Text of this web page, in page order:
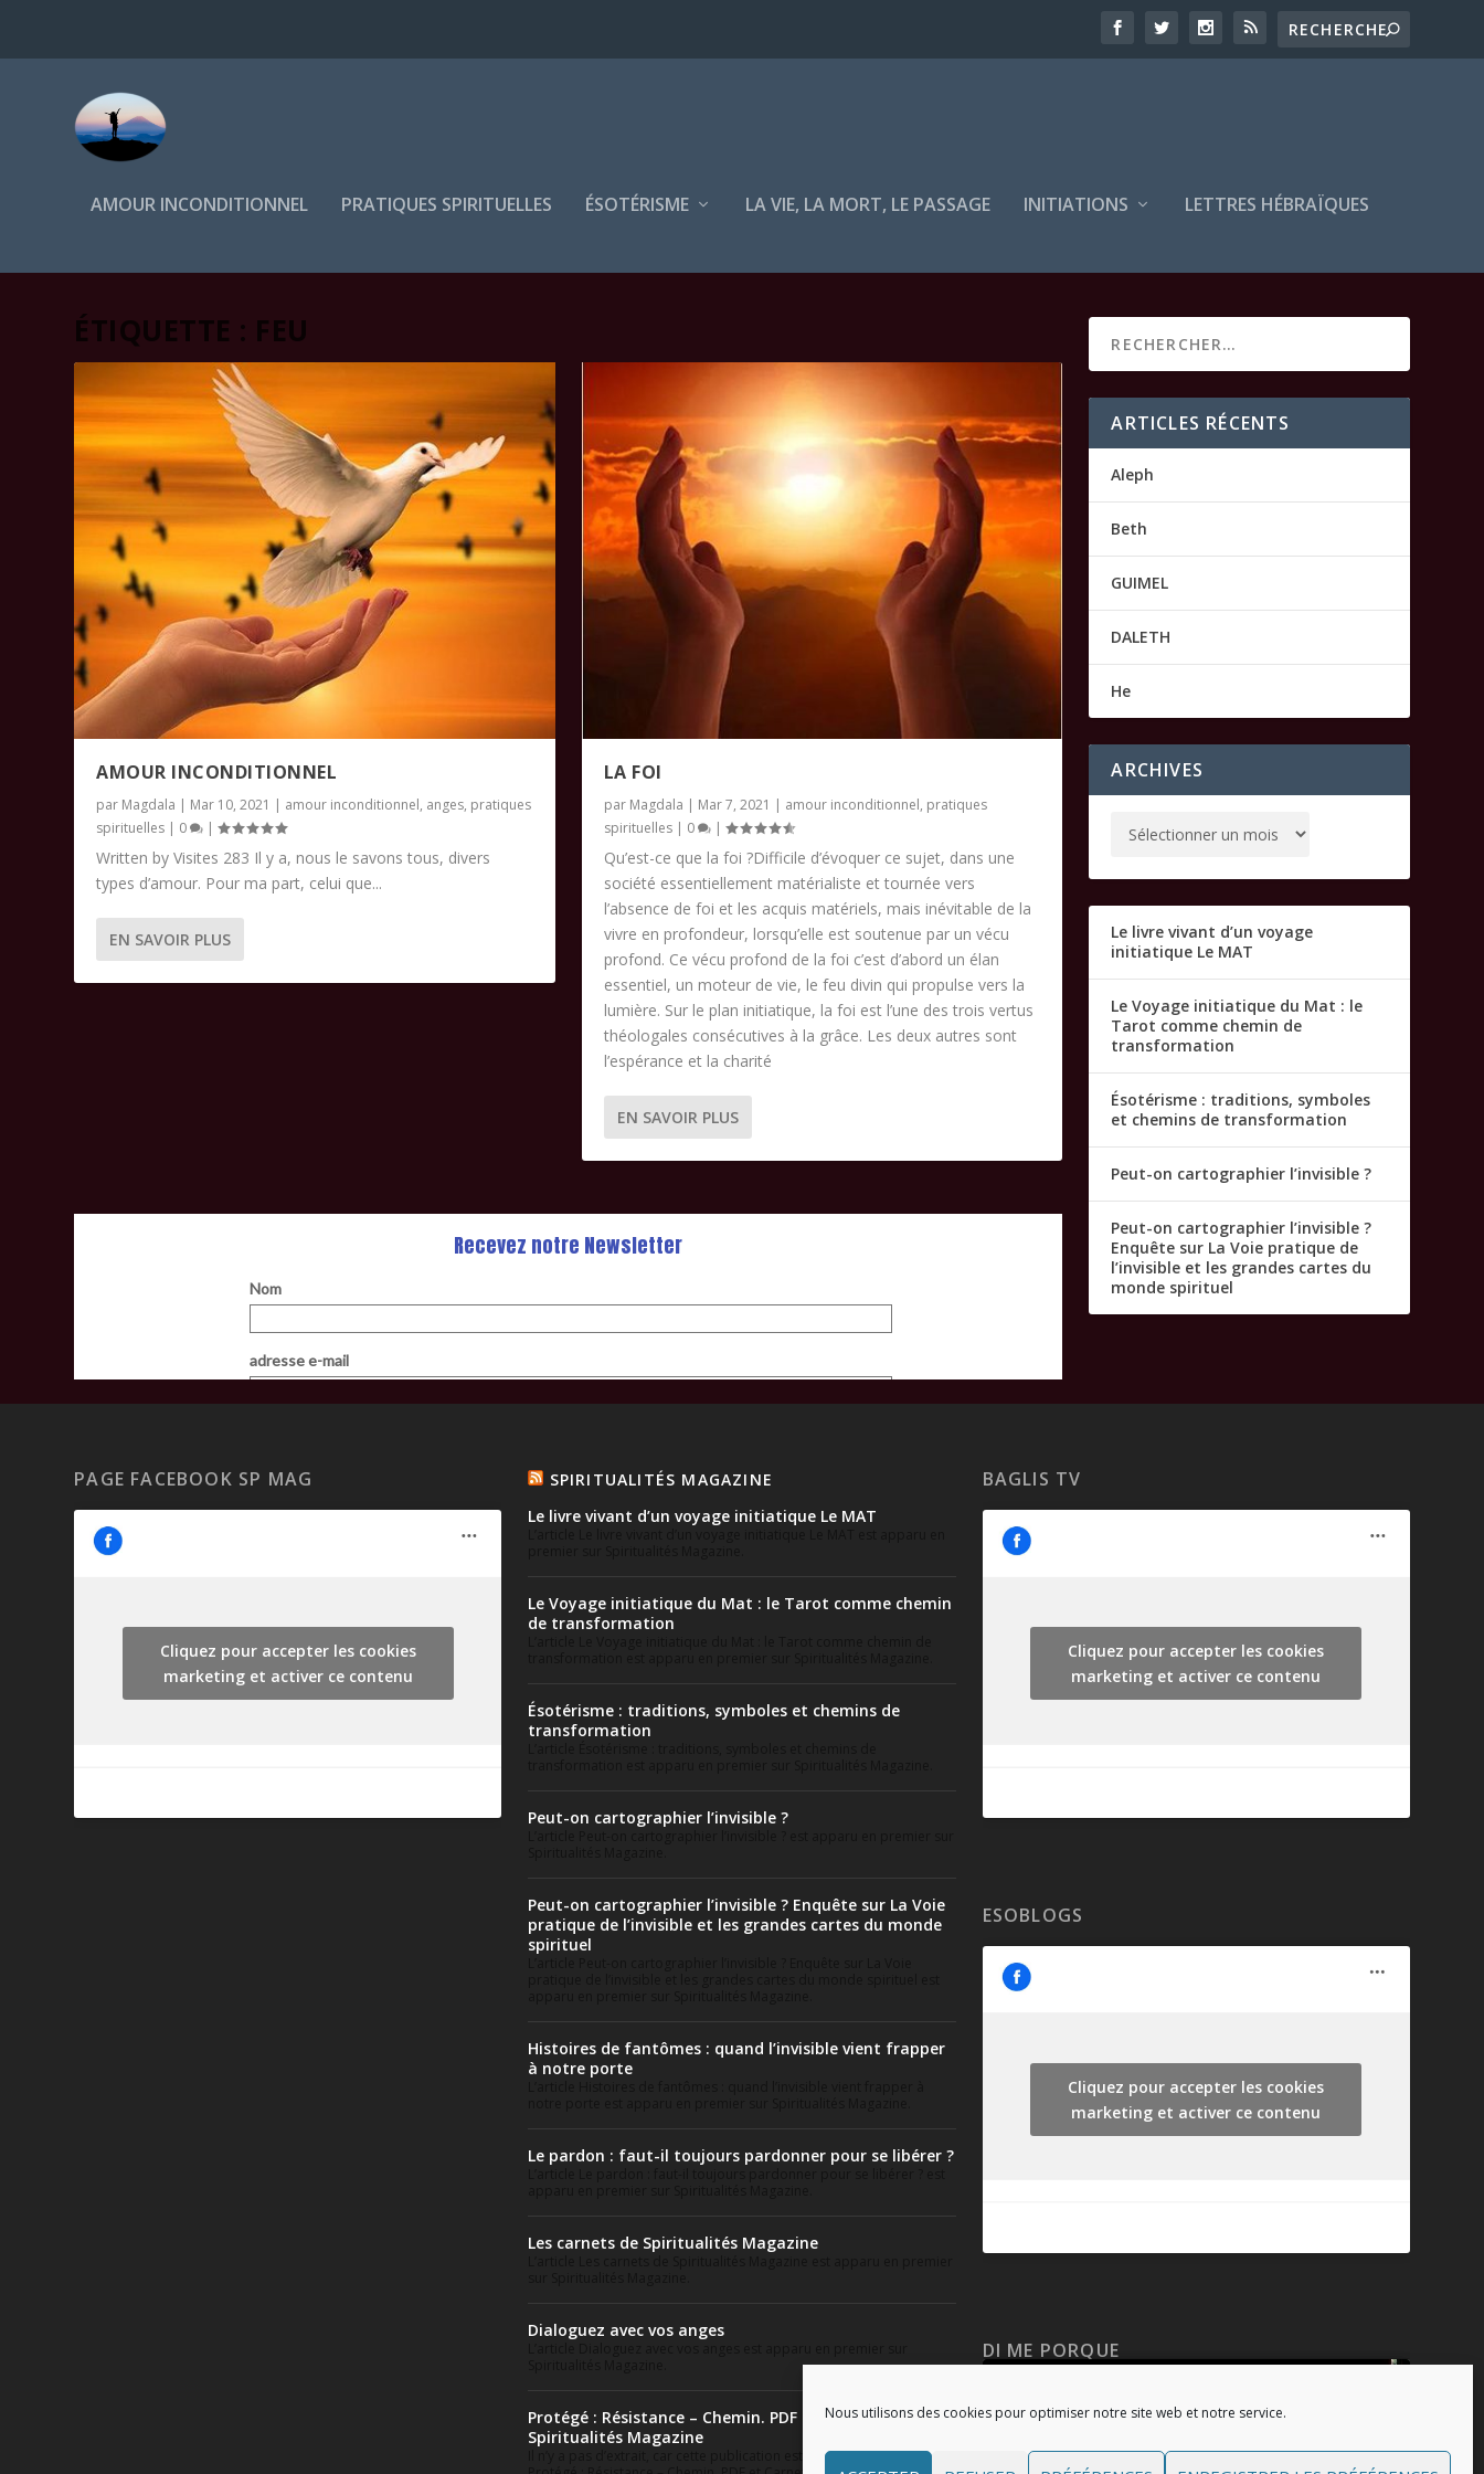
Nous utilisons des cookies pour optimiser notre site web et notre service.
AMOUR INCONDITIONNEL PRATIQUES SPIRITUELLES ÉSOTÉRISME LA VIE, LA MORT, LE PASSAGE INITIATIONS LETTRES HÉBRAÏQUES
ÉTIQUETTE : FEU
AMOUR INCONDITIONNEL
par Magdala | Mar 10, 2021 | amour inconditionnel, anges, pratiques
spirituelles | 0 |
Written by Visites 283 Il y a, nous le savons tous, divers
types d’amour. Pour ma part, celui que...
EN SAVOIR PLUS
LA FOI
par Magdala | Mar 7, 2021 | amour inconditionnel, pratiques
spirituelles| 0 |
Qu’est-ce que la foi ?Difficile d’évoquer ce sujet, dans une
société essentiellement matérialiste et tournée vers
l’absence de foi et les acquis matériels, mais inévitable de la
vivre en profondeur, lorsqu’elle est soutenue par un vécu
profond. Ce vécu profond de la foi c’est d’abord un élan
essentiel, un moteur de vie, le feu divin qui propulse vers la
lumière. Sur le plan initiatique, la foi est l’une des trois vertus
théologales consécutives à la grâce. Les deux autres sont
l’espérance et la charité
EN SAVOIR PLUS
ARTICLES RÉCENTS
Aleph
Beth
GUIMEL
DALETH
He
ARCHIVES
Le livre vivant d’un voyage
initiatique Le MAT
Le Voyage initiatique du Mat : le
Tarot comme chemin de
transformation
Ésotérisme : traditions, symboles
et chemins de transformation
Peut-on cartographier l’invisible ?
Peut-on cartographier l’invisible ?
Enquête sur La Voie pratique de
l’invisible et les grandes cartes du
monde spirituel
PAGE FACEBOOK SP MAG
Cliquez pour accepter les cookies
marketing et activer ce contenu
SPIRITUALITÉS MAGAZINE
Le livre vivant d’un voyage initiatique Le MAT
Le Voyage initiatique du Mat : le Tarot comme chemin
de transformation
Ésotérisme : traditions, symboles et chemins de
transformation
Peut-on cartographier l’invisible ?
Peut-on cartographier l’invisible ? Enquête sur La Voie
pratique de l’invisible et les grandes cartes du monde
spirituel
Histoires de fantômes : quand l’invisible vient frapper
à notre porte
Le pardon : faut-il toujours pardonner pour se libérer ?
Les carnets de Spiritualités Magazine
Dialoguez avec vos anges
Protégé : Résistance – Chemin. PDF et Carnet
Spiritualités Magazine
Il n’y a pas d’extrait, car cette publication est protégée. L’article
BAGLIS TV
Cliquez pour accepter les cookies
marketing et activer ce contenu
ESOBLOGS
Cliquez pour accepter les cookies
marketing et activer ce contenu
DI ME PORQUE
Cliquez pour accepter les cookies